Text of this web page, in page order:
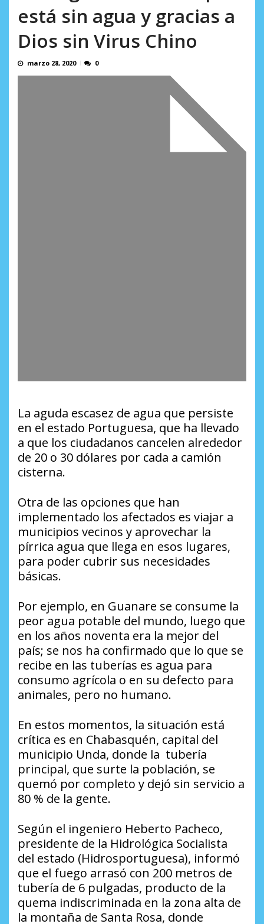
AGOSTO 6, 2026
está sin agua y gracias a
Dios sin Virus Chino
marzo 28, 2020 0
La aguda escasez de agua que persiste
en el estado Portuguesa, que ha llevado
a que los ciudadanos cancelen alrededor
de 20 o 30 dólares por cada a camión
cisterna.
Otra de las opciones que han
implementado los afectados es viajar a
municipios vecinos y aprovechar la
pírrica agua que llega en esos lugares,
para poder cubrir sus necesidades
básicas.
Por ejemplo, en Guanare se consume la
peor agua potable del mundo, luego que
en los años noventa era la mejor del
país; se nos ha confirmado que lo que se
recibe en las tuberías es agua para
consumo agrícola o en su defecto para
animales, pero no humano.
En estos momentos, la situación está
crítica es en Chabasquén, capital del
municipio Unda, donde la tubería
principal, que surte la población, se
quemó por completo y dejó sin servicio a
80 % de la gente.
Según el ingeniero Heberto Pacheco,
presidente de la Hidrológica Socialista
del estado (Hidrosportuguesa), informó
que el fuego arrasó con 200 metros de
tubería de 6 pulgadas, producto de la
quema indiscriminada en la zona alta de
la montaña de Santa Rosa, donde